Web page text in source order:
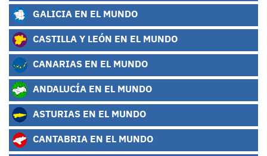
GALICIA EN EL MUNDO
CASTILLA Y LEÓN EN EL MUNDO
CANARIAS EN EL MUNDO
ANDALUCÍA EN EL MUNDO
ASTURIAS EN EL MUNDO
CANTABRIA EN EL MUNDO